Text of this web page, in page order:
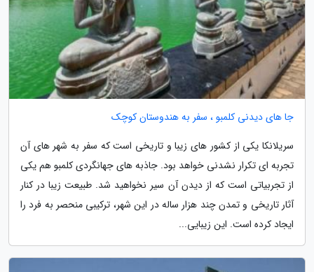
جا های دیدنی کلمبو ، سفر به هندوستان کوچک
سریلانکا یکی از کشور های زیبا و تاریخی است که سفر به شهر های آن
تجربه ای تکرار نشدنی خواهد بود. جاذبه های جهانگردی کلمبو هم یکی
از تجربیاتی است که از دیدن آن سیر نخواهید شد. طبیعت زیبا در کنار
آثار تاریخی و تمدن چند هزار ساله در این شهر، ترکیبی منحصر به فرد را
ایجاد کرده است. این زیبایی...